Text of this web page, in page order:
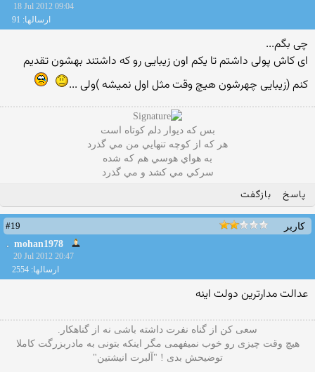
18 Jul 2012 09:04
ارسالها: 91
چی بگم...
ای کاش پولی داشتم تا یکم اون زیبایی رو که داشتند بهشون تقدیم
کنم (زیبایی چهرشون هیچ وقت مثل اول نمیشه )ولی ...
بس که ديوار دلم کوتاه است
هر که از کوچه تنهايي من مي گذرد
به هواي هوسي هم که شده
سرکي مي کشد و مي گذرد
پاسخ بازگفت
کاربر
#19
mohan1978
20 Jul 2012 20:47
ارسالها: 2554
عدالت مدارترین دولت اینه
سعی کن از گناه نفرت داشته باشی نه از گناهکار.
هیچ وقت چیزی رو خوب نمیفهمی مگر اینکه بتونی به مادربزرگت کاملا
توضیحش بدی ! "آلبرت انیشتین"